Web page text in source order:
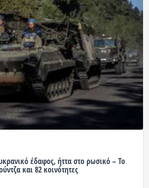
έδαφος, ήττα στο ρωσικό – Το
και 82 κοινότητες